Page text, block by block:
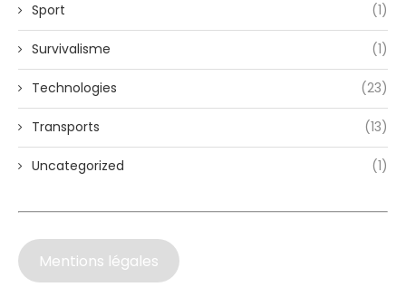
Sport (1)
Survivalisme (1)
Technologies (23)
Transports (13)
Uncategorized (1)
Mentions légales